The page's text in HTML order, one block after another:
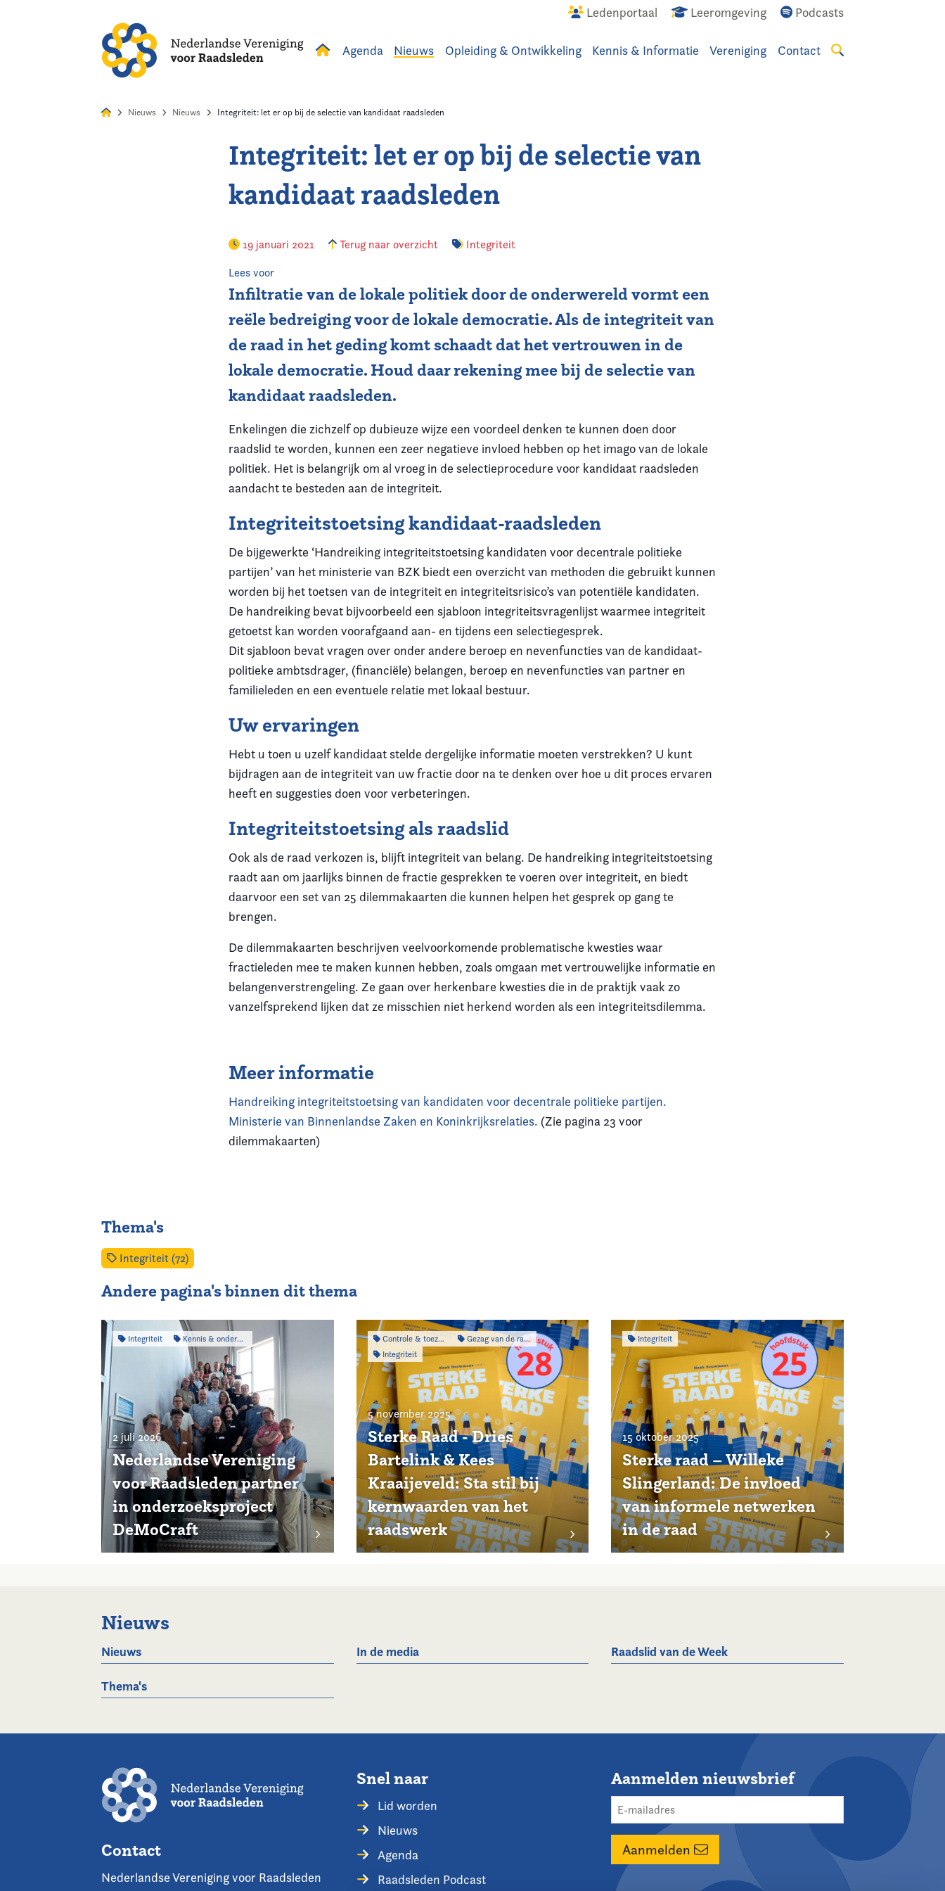
Ledenportaal Leeromgeving Podcasts
Agenda Nieuws Opleiding & Ontwikkeling Kennis & Informatie Vereniging Contact
Nieuws Nieuws Integriteit: let er op bij de selectie van kandidaat raadsleden
Integriteit: let er op bij de selectie van
kandidaat raadsleden
19 januari 2021 Terug naar overzicht Integriteit
Lees voor
Infiltratie van de lokale politiek door de onderwereld vormt een
reële bedreiging voor de lokale democratie. Als de integriteit van
de raad in het geding komt schaadt dat het vertrouwen in de
lokale democratie. Houd daar rekening mee bij de selectie van
kandidaat raadsleden.
Enkelingen die zichzelf op dubieuze wijze een voordeel denken te kunnen doen door
raadslid te worden, kunnen een zeer negatieve invloed hebben op het imago van de lokale
politiek. Het is belangrijk om al vroeg in de selectieprocedure voor kandidaat raadsleden
aandacht te besteden aan de integriteit.
Integriteitstoetsing kandidaat-raadsleden
De bijgewerkte ‘Handreiking integriteitstoetsing kandidaten voor decentrale politieke
partijen’ van het ministerie van BZK biedt een overzicht van methoden die gebruikt kunnen
worden bij het toetsen van de integriteit en integriteitsrisico’s van potentiële kandidaten.
De handreiking bevat bijvoorbeeld een sjabloon integriteitsvragenlijst waarmee integriteit
getoetst kan worden voorafgaand aan- en tijdens een selectiegesprek.
Dit sjabloon bevat vragen over onder andere beroep en nevenfuncties van de kandidaat-
politieke ambtsdrager, (financiële) belangen, beroep en nevenfuncties van partner en
familieleden en een eventuele relatie met lokaal bestuur.
Uw ervaringen
Hebt u toen u uzelf kandidaat stelde dergelijke informatie moeten verstrekken? U kunt
bijdragen aan de integriteit van uw fractie door na te denken over hoe u dit proces ervaren
heeft en suggesties doen voor verbeteringen.
Integriteitstoetsing als raadslid
Ook als de raad verkozen is, blijft integriteit van belang. De handreiking integriteitstoetsing
raadt aan om jaarlijks binnen de fractie gesprekken te voeren over integriteit, en biedt
daarvoor een set van 25 dilemmakaarten die kunnen helpen het gesprek op gang te
brengen.
De dilemmakaarten beschrijven veelvoorkomende problematische kwesties waar
fractieleden mee te maken kunnen hebben, zoals omgaan met vertrouwelijke informatie en
belangenverstrengeling. Ze gaan over herkenbare kwesties die in de praktijk vaak zo
vanzelfsprekend lijken dat ze misschien niet herkend worden als een integriteitsdilemma.
Meer informatie
Handreiking integriteitstoetsing van kandidaten voor decentrale politieke partijen.
Ministerie van Binnenlandse Zaken en Koninkrijksrelaties. (Zie pagina 23 voor
dilemmakaarten)
Thema's
Integriteit (72)
Andere pagina's binnen dit thema
Integriteit Kennis & onderzoek
2 juli 2026
Nederlandse Vereniging
voor Raadsleden partner
in onderzoeksproject
DeMoCraft
Controle & toezicht
Gezag van de raad
Integriteit
5 november 2025
Sterke Raad - Dries
Bartelink & Kees
Kraaijeveld: Sta stil bij
kernwaarden van het
raadswerk
Integriteit
15 oktober 2025
Sterke raad – Willeke
Slingerland: De invloed
van informele netwerken
in de raad
Nieuws
Nieuws In de media Raadslid van de Week
Thema's
Contact
Nederlandse Vereniging voor Raadsleden
Snel naar
Lid worden
Nieuws
Agenda
Raadsleden Podcast
Aanmelden nieuwsbrief
Aanmelden